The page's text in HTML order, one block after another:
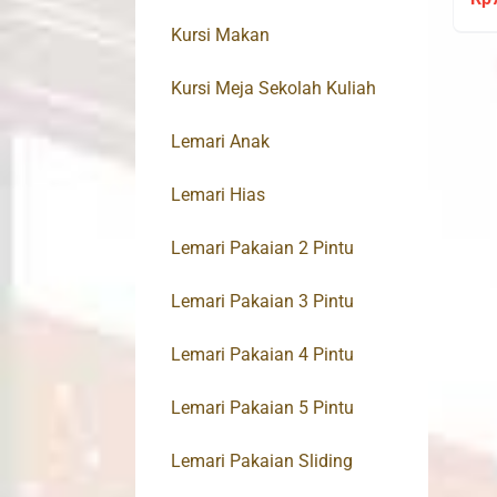
Kursi Makan
Kursi Meja Sekolah Kuliah
Lemari Anak
Lemari Hias
Lemari Pakaian 2 Pintu
Lemari Pakaian 3 Pintu
Lemari Pakaian 4 Pintu
Lemari Pakaian 5 Pintu
Lemari Pakaian Sliding